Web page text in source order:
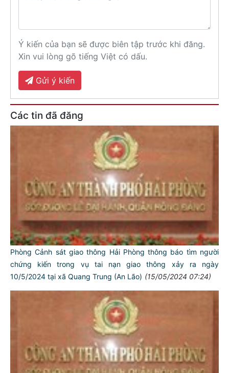
Ý kiến của bạn sẽ được biên tập trước khi đăng.
Xin vui lòng gõ tiếng Việt có dấu.
Gửi ý kiến
Các tin đã đăng
Phòng Cảnh sát giao thông Hải Phòng thông báo tìm người
chứng kiến trong vụ tai nạn giao thông xảy ra ngày
10/5/2024 tại xã Quang Trung (An Lão) (15/05/2024 07:24)